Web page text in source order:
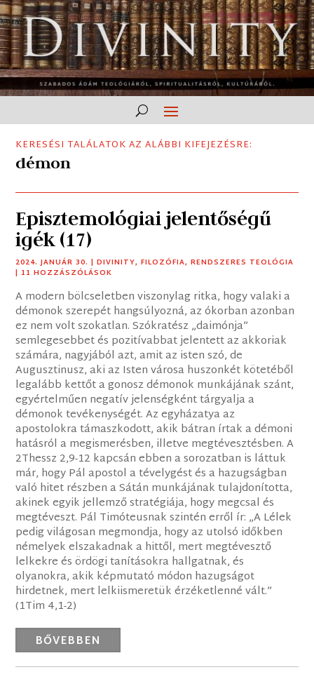
KERESÉSI TALÁLATOK AZ ALÁBBI KIFEJEZÉSRE:
démon
Episztemológiai jelentőségű
igék (17)
2024. JANUÁR 30. |DIVINITY,FILOZÓFIA,RENDSZERES TEOLÓGIA
| 11 HOZZÁSZÓLÁSOK
A modern bölcseletben viszonylag ritka, hogy valaki a
démonok szerepét hangsúlyozná, az ókorban azonban
ez nem volt szokatlan. Szókratész „daimónja”
semlegesebbet és pozitívabbat jelentett az akkoriak
számára, nagyjából azt, amit az isten szó, de
Augusztinusz, aki az Isten városa huszonkét kötetéből
legalább kettőt a gonosz démonok munkájának szánt,
egyértelműen negatív jelenségként tárgyalja a
démonok tevékenységét. Az egyházatya az
apostolokra támaszkodott, akik bátran írtak a démoni
hatásról a megismerésben, illetve megtévesztésben. A
2Thessz 2,9-12 kapcsán ebben a sorozatban is láttuk
már, hogy Pál apostol a tévelygést és a hazugságban
való hitet részben a Sátán munkájának tulajdonította,
akinek egyik jellemző stratégiája, hogy megcsal és
megtéveszt. Pál Timóteusnak szintén erről ír: „A Lélek
pedig világosan megmondja, hogy az utolsó időkben
némelyek elszakadnak a hittől, mert megtévesztő
lelkekre és ördögi tanításokra hallgatnak, és
olyanokra, akik képmutató módon hazugságot
hirdetnek, mert lelkiismeretük érzéketlenné vált.”
(1Tim 4,1-2)
BŐVEBBEN